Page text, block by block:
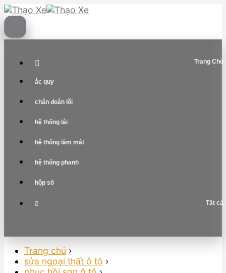
Skip
to
content
Trang Chủ
ắc quy
chẩn đoán lỗi
hệ thống lái
hệ thống làm mát
hệ thống phanh
hộp số
Tất cả
Trang chủ ›
sửa ngoại thất ô tô ›